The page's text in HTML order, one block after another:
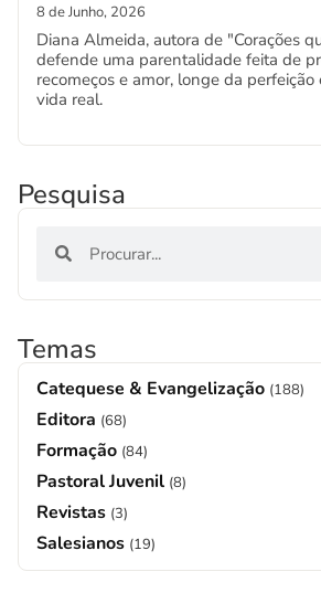
8 de Junho, 2026
Diana Almeida, autora de "Corações
defende uma parentalidade feita de
recomeços e amor, longe da
vida real.
Pesquisa
Temas
Catequese & Evangelização (188)
Editora (68)
Formação (84)
Pastoral Juvenil (8)
Revistas (3)
Salesianos (19)